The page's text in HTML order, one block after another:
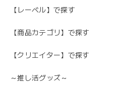
【レーベル】で探す
【商品カテゴリ】で探す
【クリエイター】で探す
～推し活グッズ～